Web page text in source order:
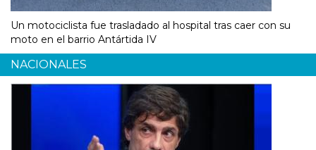
Un motociclista fue trasladado al hospital tras caer con su
moto en el barrio Antártida IV
NACIONALES